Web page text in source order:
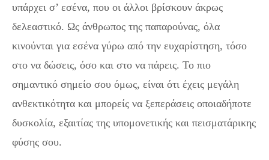
υπάρχει σ’ εσένα, που οι άλλοι βρίσκουν άκρως
δελεαστικό. Ως άνθρωπος της παπαρούνας, όλα
κινούνται για εσένα γύρω από την ευχαρίστηση, τόσο
στο να δώσεις, όσο και στο να πάρεις. Το πιο
σημαντικό σημείο σου όμως, είναι ότι έχεις μεγάλη
ανθεκτικότητα και μπορείς να ξεπεράσεις οποιαδήποτε
δυσκολία, εξαιτίας της υπομονετικής και πεισματάρικης
φύσης σου.